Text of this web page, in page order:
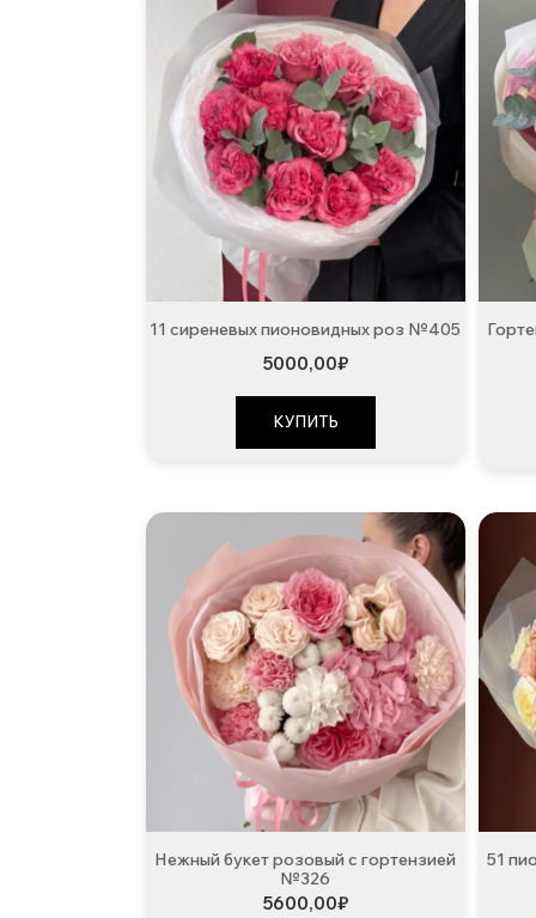
11 сиреневых пионовидных роз №405
5000,00₽
КУПИТЬ
Нежный букет розовый с гортензией
№326
5600,00₽
51